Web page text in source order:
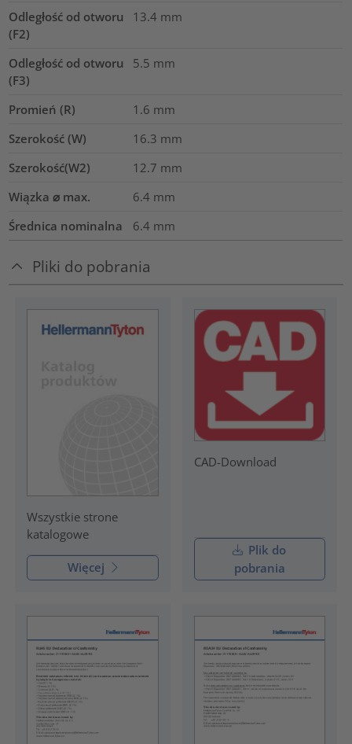
Odległość od otworu
(F2)
13.4 mm
Odległość od otworu
(F3)
5.5 mm
Promień (R) 1.6 mm
Szerokość (W)
16.3 mm
Szerokość(W2)
12.7 mm
Wiązka ⌀ max.
6.4 mm
Średnica nominalna
6.4 mm
Pliki do pobrania
Wszystkie strone
katalogowe
Więcej
CAD-Download
Plik do
pobrania